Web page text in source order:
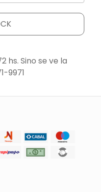
hs. Sino se ve la
9971